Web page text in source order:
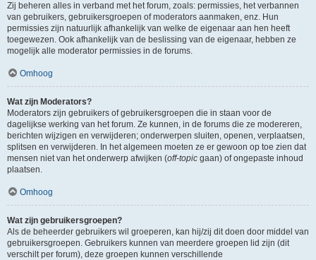
Zij beheren alles in verband met het forum, zoals: permissies, het verbannen
van gebruikers, gebruikersgroepen of moderators aanmaken, enz. Hun
permissies zijn natuurlijk afhankelijk van welke de eigenaar aan hen heeft
toegewezen. Ook afhankelijk van de beslissing van de eigenaar, hebben ze
mogelijk alle moderator permissies in de forums.
Omhoog
Wat zijn Moderators?
Moderators zijn gebruikers of gebruikersgroepen die in staan voor de
dagelijkse werking van het forum. Ze kunnen, in de forums die ze modereren,
berichten wijzigen en verwijderen; onderwerpen sluiten, openen, verplaatsen,
splitsen en verwijderen. In het algemeen moeten ze er gewoon op toe zien dat
mensen niet van het onderwerp afwijken (off-topic gaan) of ongepaste inhoud
plaatsen.
Omhoog
Wat zijn gebruikersgroepen?
Als de beheerder gebruikers wil groeperen, kan hij/zij dit doen door middel van
gebruikersgroepen. Gebruikers kunnen van meerdere groepen lid zijn (dit
verschilt per forum), deze groepen kunnen verschillende